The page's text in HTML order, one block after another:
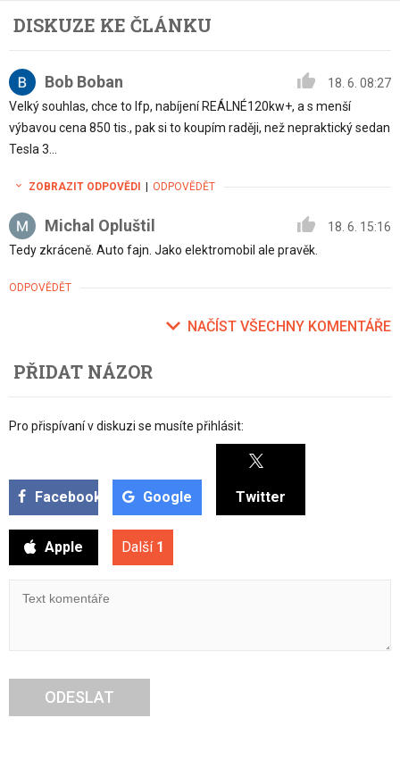
DISKUZE KE ČLÁNKU
Bob Boban
18. 6. 08:27
Velký souhlas, chce to lfp, nabíjení REÁLNÉ120kw+, a s menší
výbavou cena 850 tis., pak si to koupím raději, než nepraktický sedan
Tesla 3...
ZOBRAZIT ODPOVĚDI ODPOVĚDĚT
Michal Opluštil
18. 6. 15:16
Tedy zkráceně. Auto fajn. Jako elektromobil ale pravěk.
ODPOVĚDĚT
NAČÍST VŠECHNY KOMENTÁŘE
PŘIDAT NÁZOR
Pro přispívaní v diskuzi se musíte přihlásit:
Facebook Google Twitter
Apple Další 1
ODESLAT